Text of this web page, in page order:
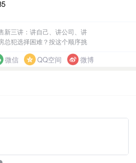
新三讲：讲自己、讲公司、讲
总犯选择困难？按这个顺序挑
微信 QQ空间 微博